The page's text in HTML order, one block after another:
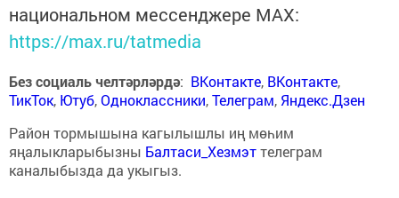
национальном мессенджере MАХ:
https://max.ru/tatmedia
Без социаль челтәрләрдә: ВКонтакте, ВКонтакте,
ТикТок, Ютуб,Одноклассники,Телеграм, Яндекс.Дзен
Район тормышына кагылышлы иң мөһим
яңалыкларыбызны Балтаси_Хезмэттелеграм
каналыбызда да укыгыз.